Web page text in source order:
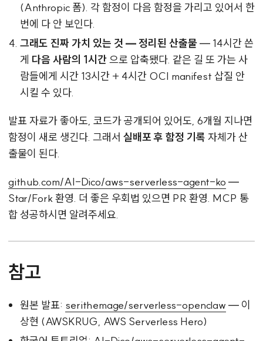
(Anthropic 폼). 각 함정이 다음 함정을 가리고 있어서 한
번에 다 안 보인다.
그래도 진짜 가치 있는 것 — 정리된 산출물— 14시간 쓴
게 다음 사람의 1시간으로 압축됐다. 같은 길 또 가는 사
람들에게 시간 13시간 + 4시간 OCI manifest 삽질 안
시킬 수 있다.
발표 자료가 좋아도, 코드가 공개되어 있어도, 6개월 지나면
함정이 새로 생긴다. 그래서 실배포 후 함정 기록 자체가 산
출물이 된다.
github.com/AI-Dico/aws-serverless-agent-ko —
Star/Fork 환영. 더 좋은 우회법 있으면 PR 환영. MCP 통
합 성공하시면 알려주세요.
참고
원본 발표: serithemage/serverless-openclaw — 이
상현 (AWSKRUG, AWS Serverless Hero)